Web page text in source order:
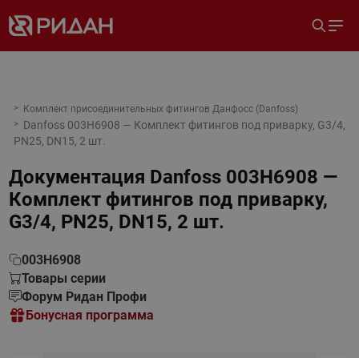
Комплект присоединительных фитингов Данфосс (Danfoss)
Danfoss 003H6908 — Комплект фитингов под приварку, G3/4,
PN25, DN15, 2 шт.
Документация Danfoss 003H6908 —
Комплект фитингов под приварку,
G3/4, PN25, DN15, 2 шт.
003H6908
Товары серии
Форум Ридан Профи
Бонусная программа